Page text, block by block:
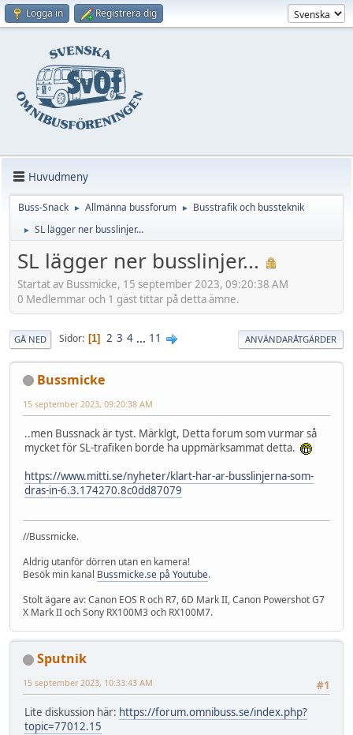
Logga in Registrera dig
Huvudmeny
Buss-Snack ► Allmänna bussforum ► Busstrafik och bussteknik
► SL lägger ner busslinjer...
SL lägger ner busslinjer...
Startat av Bussmicke, 15 september 2023, 09:20:38 AM
0 Medlemmar och 1 gäst tittar på detta ämne.
GÅ NED Sidor 1 2 3 4 ... 11 ANVÄNDARÅTGÄRDER
Bussmicke
15 september 2023, 09:20:38 AM
..men Bussnack är tyst. Märklgt, Detta forum som vurmar så
mycket för SL-trafiken borde ha uppmärksammat detta.
https://www.mitti.se/nyheter/klart-har-ar-busslinjerna-som-
dras-in-6.3.174270.8c0dd87079
//Bussmicke.
Aldrig utanför dörren utan en kamera!
Besök min kanal Bussmicke.se på Youtube.
Stolt ägare av: Canon EOS R och R7, 6D Mark II, Canon Powershot G7
X Mark II och Sony RX100M3 och RX100M7.
Sputnik
#1
15 september 2023, 10:33:43 AM
Lite diskussion här: https://forum.omnibuss.se/index.php?
topic=77012.15